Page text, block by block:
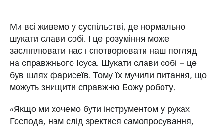
Ми всі живемо у суспільстві, де нормально
шукати слави собі. І це розуміння може
засліплювати нас і спотворювати наш погляд
на справжнього Ісуса. Шукати слави собі – це
був шлях фарисеїв. Тому їх мучили питання, що
можуть знищити справжню Божу роботу.
«Якщо ми хочемо бути інструментом у руках
Господа, нам слід зректися самопросування,